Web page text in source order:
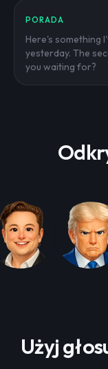
PORADA
Here's something
yesterday. The
you waiting for?
Użyj